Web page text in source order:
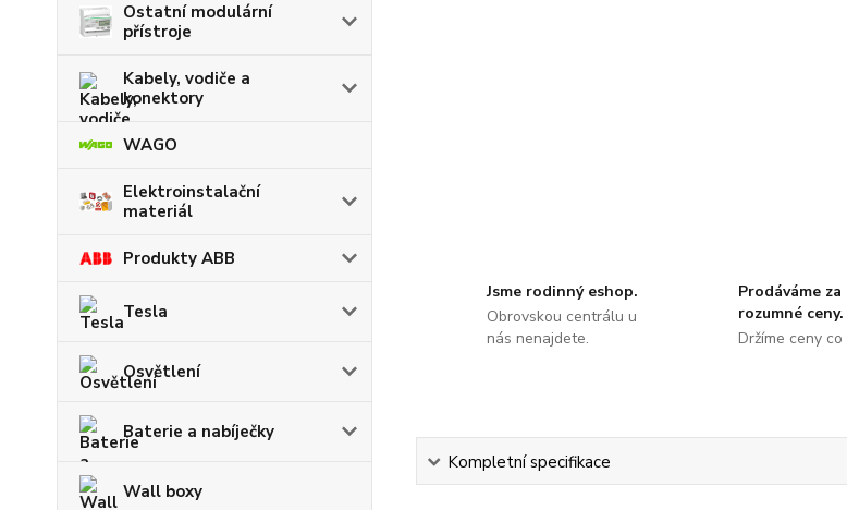
Ostatní modulární
přístroje
Kabely, vodiče a
konektory
WAGO
Elektroinstalační
materiál
Produkty ABB
Tesla
Osvětlení
Baterie a nabíječky
Wall boxy
Jsme rodinný eshop.
Obrovskou centrálu u
nás nenajdete.
Prodáváme za
rozumné ceny.
Držíme ceny co
Kompletní specifikace